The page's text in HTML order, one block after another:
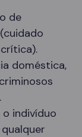
de
doméstica,
o indivíduo